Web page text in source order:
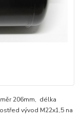
206mm, délka
vývod M22x1,5 na